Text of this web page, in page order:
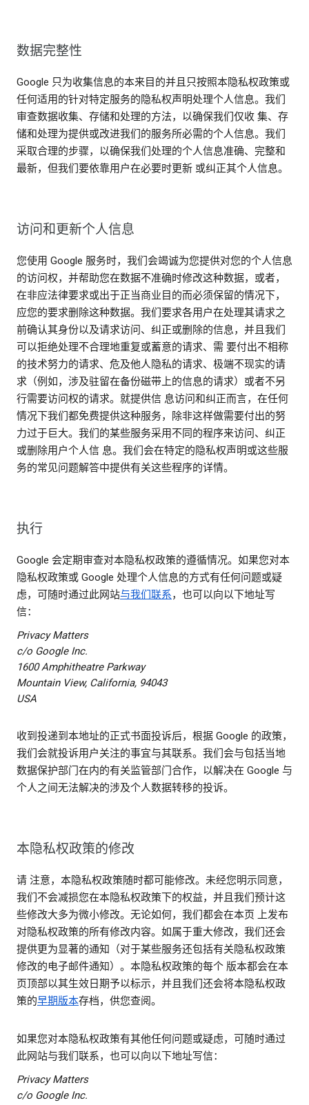
数据完整性
Google 只为收集信息的本来目的并且只按照本隐私权政策或
任何适用的针对特定服务的隐私权声明处理个人信息。我们
审查数据收集、存储和处理的方法，以确保我们仅收 集、存
储和处理为提供或改进我们的服务所必需的个人信息。我们
采取合理的步骤，以确保我们处理的个人信息准确、完整和
最新，但我们要依靠用户在必要时更新 或纠正其个人信息。
访问和更新个人信息
您使用 Google 服务时，我们会竭诚为您提供对您的个人信息
的访问权，并帮助您在数据不准确时修改这种数据，或者，
在非应法律要求或出于正当商业目的而必须保留的情况下，
应您的要求删除这种数据。我们要求各用户在处理其请求之
前确认其身份以及请求访问、纠正或删除的信息，并且我们
可以拒绝处理不合理地重复或蓄意的请求、需 要付出不相称
的技术努力的请求、危及他人隐私的请求、极端不现实的请
求（例如，涉及驻留在备份磁带上的信息的请求）或者不另
行需要访问权的请求。就提供信 息访问和纠正而言，在任何
情况下我们都免费提供这种服务，除非这样做需要付出的努
力过于巨大。我们的某些服务采用不同的程序来访问、纠正
或删除用户个人信 息。我们会在特定的隐私权声明或这些服
务的常见问题解答中提供有关这些程序的详情。
执行
Google 会定期审查对本隐私权政策的遵循情况。如果您对本
隐私权政策或 Google 处理个人信息的方式有任何问题或疑
虑，可随时通过此网站与我们联系，也可以向以下地址写
信：
Privacy Matters
c/o Google Inc.
1600 Amphitheatre Parkway
Mountain View, California, 94043
USA
收到投递到本地址的正式书面投诉后，根据 Google 的政策，
我们会就投诉用户关注的事宜与其联系。我们会与包括当地
数据保护部门在内的有关监管部门合作，以解决在 Google 与
个人之间无法解决的涉及个人数据转移的投诉。
本隐私权政策的修改
请 注意，本隐私权政策随时都可能修改。未经您明示同意，
我们不会减损您在本隐私权政策下的权益，并且我们预计这
些修改大多为微小修改。无论如何，我们都会在本页 上发布
对隐私权政策的所有修改内容。如属于重大修改，我们还会
提供更为显著的通知（对于某些服务还包括有关隐私权政策
修改的电子邮件通知）。本隐私权政策的每个 版本都会在本
页顶部以其生效日期予以标示，并且我们还会将本隐私权政
策的早期版本存档，供您查阅。
如果您对本隐私权政策有其他任何问题或疑虑，可随时通过
此网站与我们联系，也可以向以下地址写信：
Privacy Matters
c/o Google Inc.